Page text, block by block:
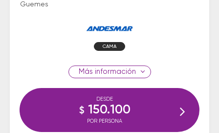
Guemes
CAMA
información
DESDE
$ 150.100
POR PERSONA